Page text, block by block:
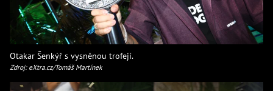
Otakar Šenkýř s vysněnou trofejí.
Zdroj: eXtra.cz/Tomáš Martínek